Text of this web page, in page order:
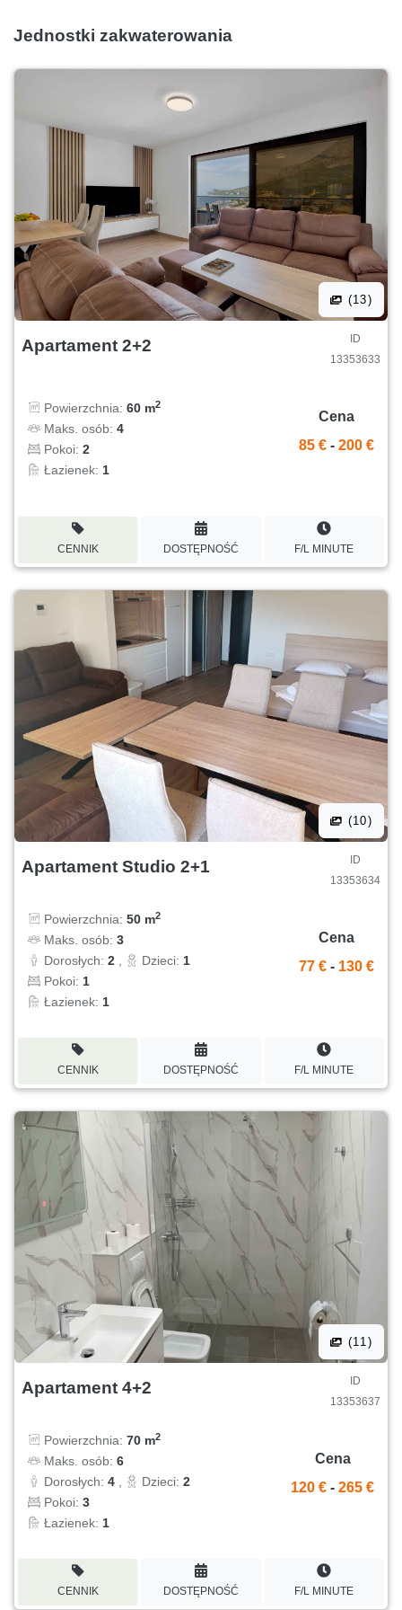
Jednostki zakwaterowania
(13)
Apartament 2+2
ID
13353633
Powierzchnia: 60 m2
Maks. osób: 4
Pokoi: 2
Łazienek: 1
Cena
85 € - 200 €
CENNIK DOSTĘPNOŚĆ F/L MINUTE
(10)
Apartament Studio 2+1
ID
13353634
Powierzchnia: 50 m2
Maks. osób: 3
Dorosłych: 2 Dzieci: 1
Pokoi: 1
Łazienek: 1
Cena
77 € - 130 €
CENNIK DOSTĘPNOŚĆ F/L MINUTE
(11)
Apartament 4+2
ID
13353637
Powierzchnia: 70 m2
Maks. osób: 6
Dorosłych: 4 Dzieci: 2
Pokoi: 3
Łazienek: 1
Cena
120 € - 265 €
CENNIK DOSTĘPNOŚĆ F/L MINUTE